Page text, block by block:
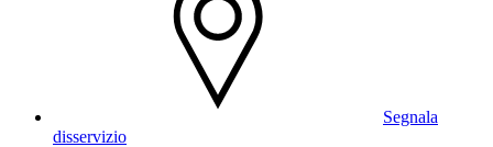
Segnala
disservizio